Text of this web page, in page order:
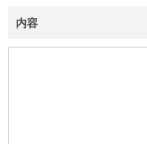
内容